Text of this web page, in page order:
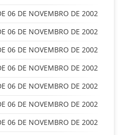
06 DE NOVEMBRO DE 2002
06 DE NOVEMBRO DE 2002
06 DE NOVEMBRO DE 2002
06 DE NOVEMBRO DE 2002
06 DE NOVEMBRO DE 2002
06 DE NOVEMBRO DE 2002
06 DE NOVEMBRO DE 2002